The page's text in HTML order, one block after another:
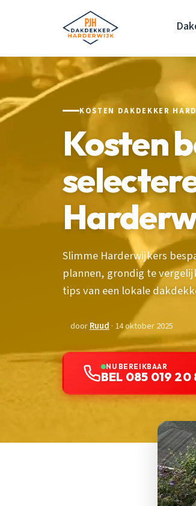
KOSTEN DAKDEKKER
Kosten
Slimme Harderwijkers
plannen, grondig te
tips van een lokale
doorRuud · 14 oktober 2025
NU BEREIKBAAR
BEL 085 019 20